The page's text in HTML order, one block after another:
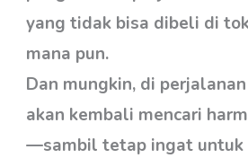
yang tidak bisa dibeli di
mana pun.
Dan mungkin, di
akan kembali mencari
—sambil tetap ingat untuk